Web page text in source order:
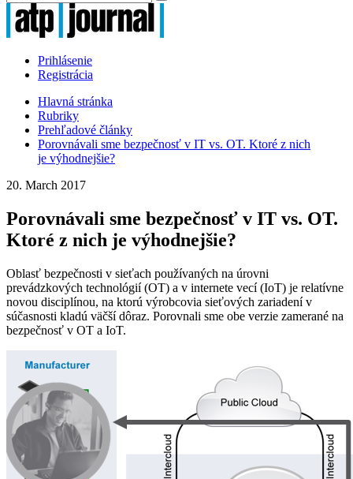
Prihlásenie
Registrácia
Hlavná stránka
Rubriky
Prehľadové články
Porovnávali sme bezpečnosť v IT vs. OT. Ktoré z nich
je výhodnejšie?
20. March 2017
Porovnávali sme bezpečnosť v IT vs. OT.
Ktoré z nich je výhodnejšie?
Oblasť bezpečnosti v sieťach používaných na úrovni
prevádzkových technológií (OT) a v internete vecí (IoT) je relatívne
novou disciplínou, na ktorú výrobcovia sieťových zariadení v
súčasnosti kladú väčší dôraz. Porovnali sme obe verzie zamerané na
bezpečnosť v OT a IoT.